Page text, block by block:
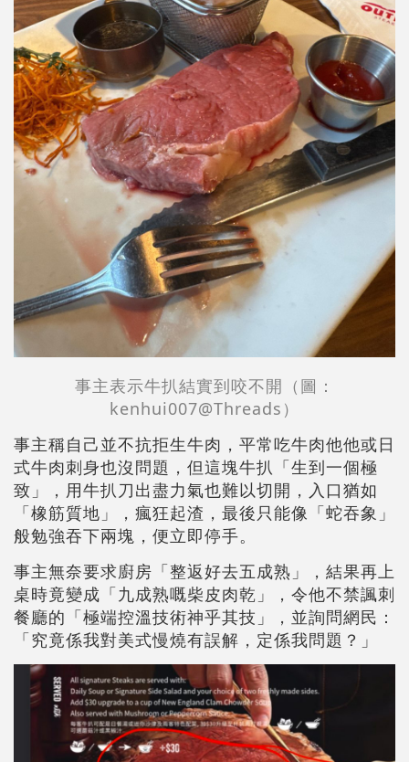
事主表示牛扒結實到咬不開（圖：
kenhui007@Threads）
事主稱自己並不抗拒生牛肉，平常吃牛肉他他或日
式牛肉刺身也沒問題，但這塊牛扒「生到一個極
致」，用牛扒刀出盡力氣也難以切開，入口猶如
「橡筋質地」，瘋狂起渣，最後只能像「蛇吞象」
般勉強吞下兩塊，便立即停手。
事主無奈要求廚房「整返好去五成熟」，結果再上
桌時竟變成「九成熟嘅柴皮肉乾」，令他不禁諷刺
餐廳的「極端控溫技術神乎其技」，並詢問網民：
「究竟係我對美式慢燒有誤解，定係我問題？」